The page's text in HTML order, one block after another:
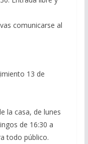
comunicarse al
13 de
la casa, de lunes
de 16:30 a
todo público.